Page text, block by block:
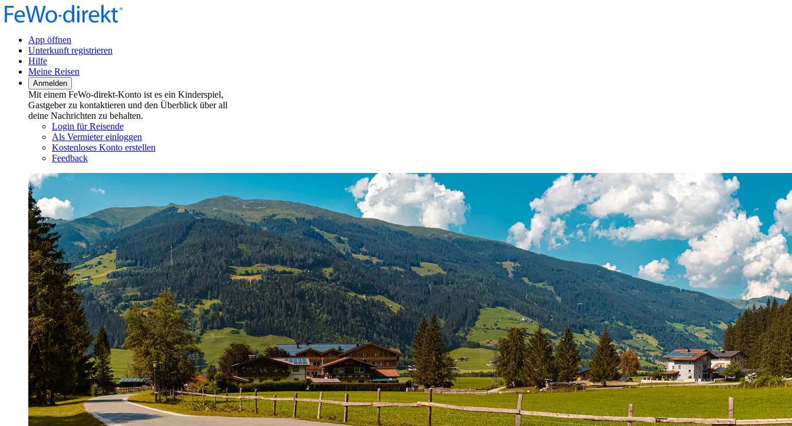
App öffnen
Unterkunft registrieren
Hilfe
Meine Reisen
Anmelden
Mit einem FeWo-direkt-Konto ist es ein Kinderspiel,
Gastgeber zu kontaktieren und den Überblick über all
deine Nachrichten zu behalten.
Login für Reisende
Als Vermieter einloggen
Kostenloses Konto erstellen
Feedback